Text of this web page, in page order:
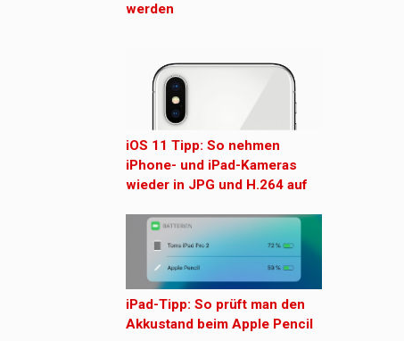
werden
iOS 11 Tipp: So nehmen
iPhone- und iPad-Kameras
wieder in JPG und H.264 auf
iPad-Tipp: So prüft man den
Akkustand beim Apple Pencil